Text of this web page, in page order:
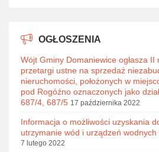
OGŁOSZENIA
Wójt Gminy Domaniewice ogłasza II
przetargi ustne na sprzedaż
nieruchomości, położonych w
pod Rogóźno oznaczonych jako
687/4, 687/5 17 października 2022
Informacja o możliwości uzyskania
utrzymanie wód i urządzeń wodnych
7 lutego 2022